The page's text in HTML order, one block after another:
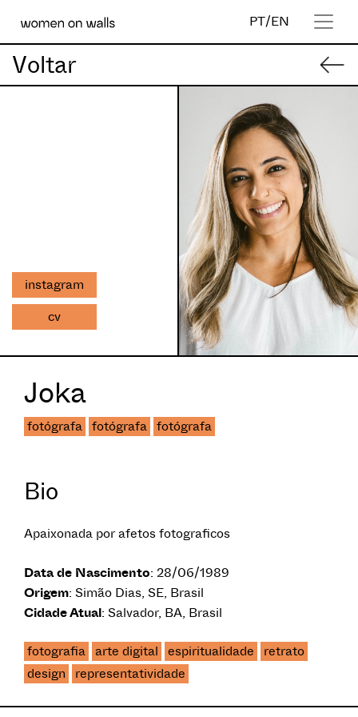
PT/EN
Voltar
instagram
cv
Joka
fotógrafa fotógrafa fotógrafa
Bio
Apaixonada por afetos fotograficos
Data de Nascimento: 28/06/1989
Origem: Simão Dias, SE, Brasil
Cidade Atual: Salvador, BA, Brasil
fotografia arte digital espiritualidade
retrato
design
representatividade